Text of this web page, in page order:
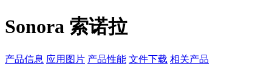
Sonora 索诺拉
产品信息 应用图片 产品性能 文件下载 相关产品